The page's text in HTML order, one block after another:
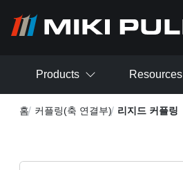
Products Resources
홈 커플링(축 연결부) 리지드 커플링